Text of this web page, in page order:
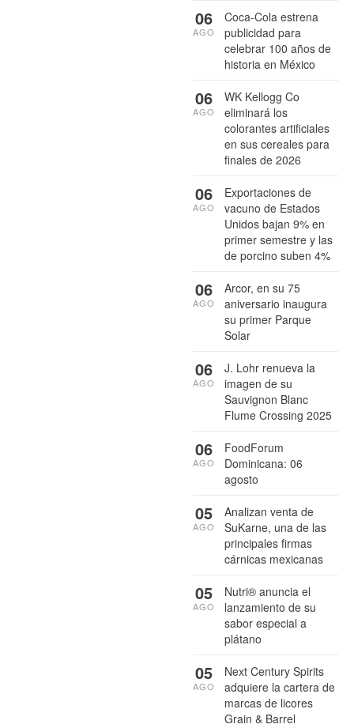
Coca-Cola estrena
publicidad para
celebrar 100 años de
historia en México
06
AGO
WK Kellogg Co
eliminará los
colorantes artificiales
en sus cereales para
finales de 2026
06
AGO
Exportaciones de
vacuno de Estados
Unidos bajan 9% en
primer semestre y las
de porcino suben 4%
06
AGO
Arcor, en su 75
aniversario inaugura
su primer Parque
Solar
06
AGO
J. Lohr renueva la
imagen de su
Sauvignon Blanc
Flume Crossing 2025
06
AGO
FoodForum
Dominicana: 06
agosto
06
AGO
Analizan venta de
SuKarne, una de las
principales firmas
cárnicas mexicanas
05
AGO
Nutri® anuncia el
lanzamiento de su
sabor especial a
plátano
05
AGO
Next Century Spirits
adquiere la cartera de
marcas de licores
Grain & Barrel
05
AGO